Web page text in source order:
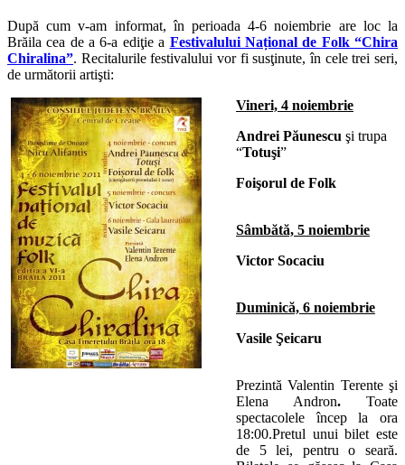
După cum v-am informat, în perioada 4-6 noiembrie are loc la
Brăila cea de a 6-a ediţie a Festivalului Național de Folk “Chira
Chiralina”. Recitalurile festivalului vor fi susţinute, în cele trei seri,
de următorii artişti:
Vineri, 4 noiembrie
Andrei Păunescu şi trupa
“Totuşi”
Foişorul de Folk
Sâmbătă, 5 noiembrie
Victor Socaciu
Duminică, 6 noiembrie
Vasile Şeicaru
Prezintă Valentin Terente şi
Elena Andron. Toate
spectacolele încep la ora
18:00.Pretul unui bilet este
de 5 lei, pentru o seară.